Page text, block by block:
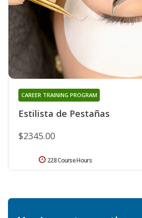
Estilista de Pestañas
CAREER TRAINING PROGRAM
$2345.00
228 Course Hours